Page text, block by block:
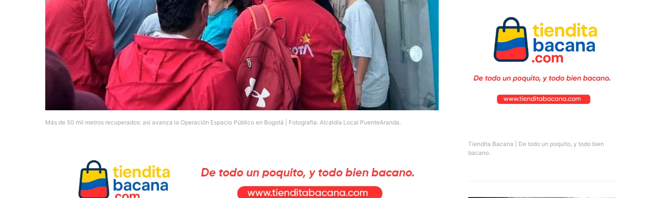
Más de 50 mil metros recuperados: así avanza la Operación Espacio Público en Bogotá | Fotografía: Alcaldía Local PuenteAranda.
Tiendita Bacana | De todo un poquito, y todo bien
bacano.